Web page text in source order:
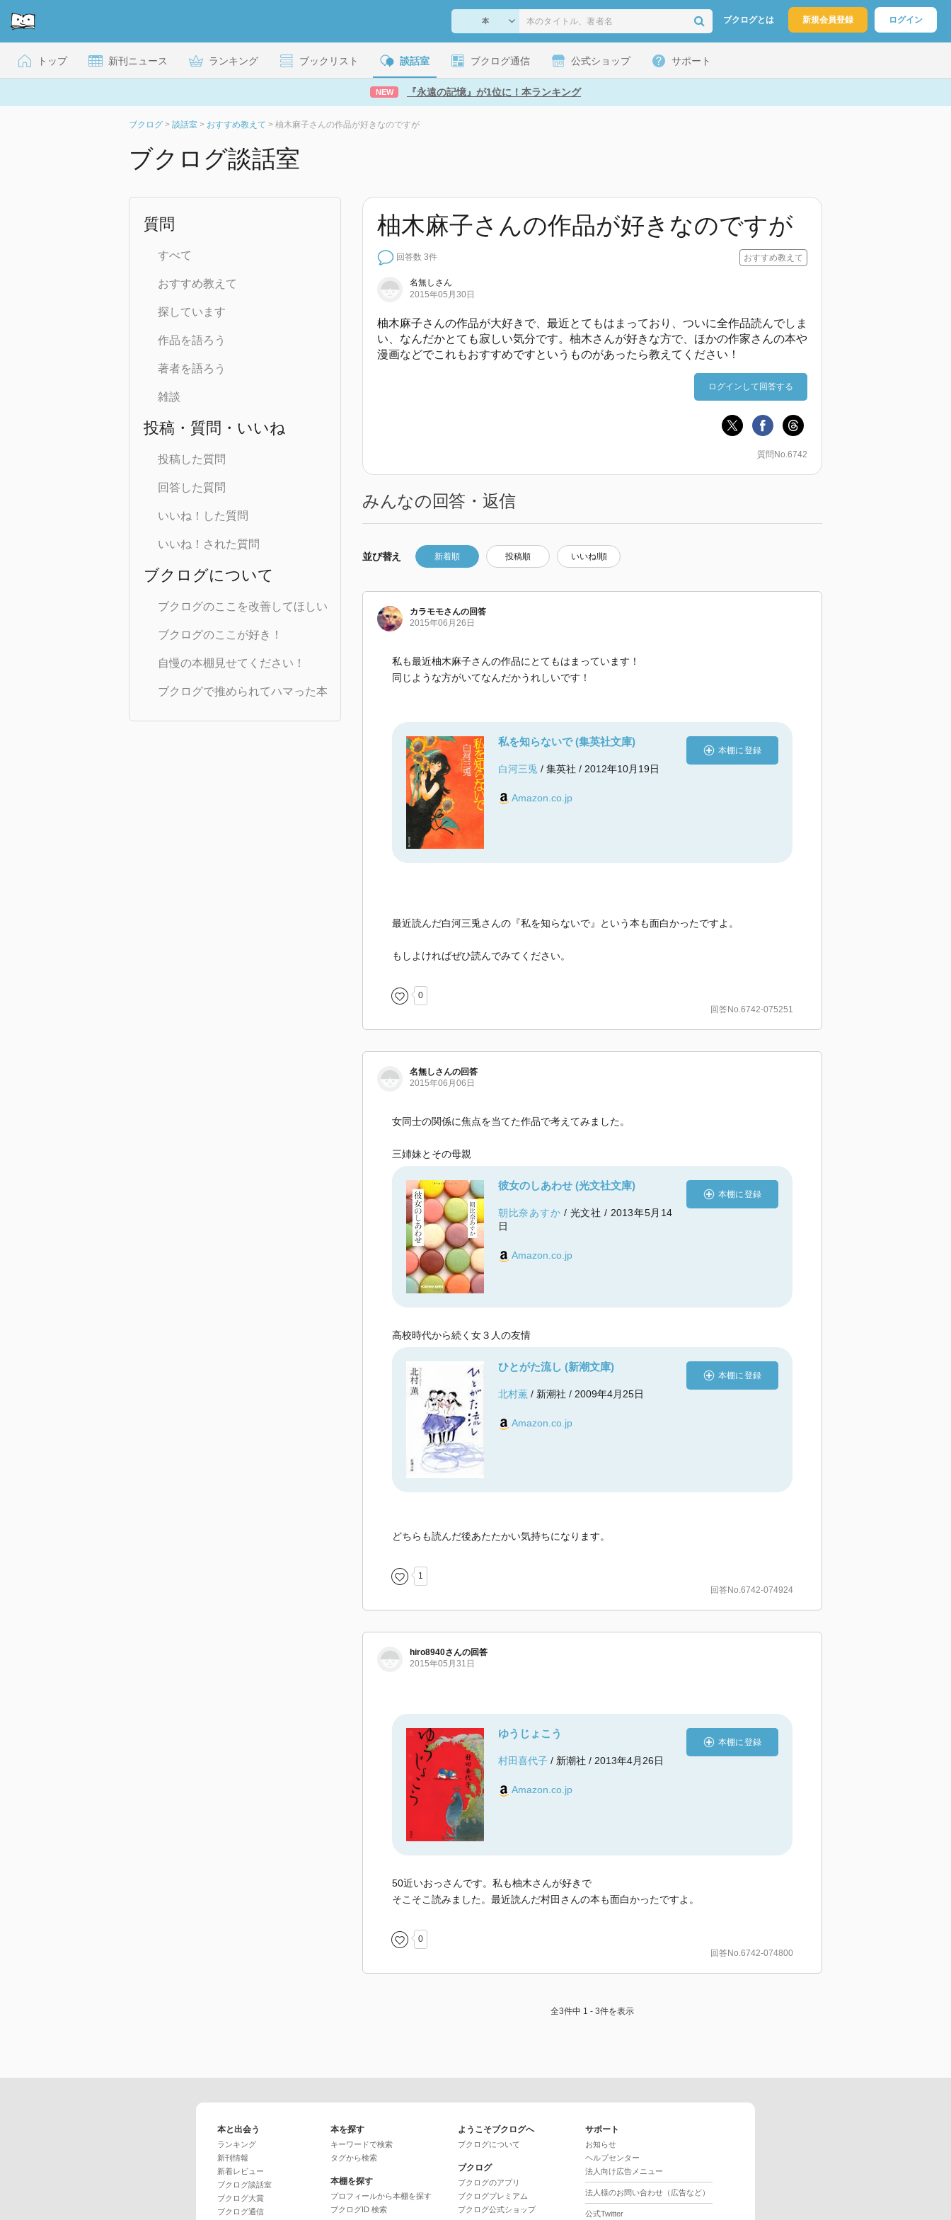
ブクログとは 新規会員登録 ログイン
トップ 新刊ニュース ランキング ブックリスト 談話室 ブクログ通信 公式ショップ サポート
NEW 『永遠の記憶』が1位に！本ランキング
ブクログ > 談話室 > おすすめ教えて > 柚木麻子さんの作品が好きなのですが
ブクログ談話室
質問
すべて
おすすめ教えて
探しています
作品を語ろう
著者を語ろう
雑談
投稿・質問・いいね
投稿した質問
回答した質問
いいね！した質問
いいね！された質問
ブクログについて
ブクログのここを改善してほしい
ブクログのここが好き！
自慢の本棚見せてください！
ブクログで推められてハマった本
柚木麻子さんの作品が好きなのですが
回答数 3件 おすすめ教えて
名無しさん
2015年05月30日
柚木麻子さんの作品が大好きで、最近とてもはまっており、ついに全作品読んでしま
い、なんだかとても寂しい気分です。柚木さんが好きな方で、ほかの作家さんの本や
漫画などでこれもおすすめですというものがあったら教えてください！
ログインして回答する
質問No.6742
みんなの回答・返信
並び替え 新着順 投稿順 いいね!順
カラモモさんの回答
2015年06月26日
私も最近柚木麻子さんの作品にとてもはまっています！
同じような方がいてなんだかうれしいです！
私を知らないで (集英社文庫)
白河三兎 / 集英社 / 2012年10月19日
Amazon.co.jp
本棚に登録
最近読んだ白河三兎さんの『私を知らないで』という本も面白かったですよ。
もしよければぜひ読んでみてください。
0
回答No.6742-075251
名無しさんの回答
2015年06月06日
女同士の関係に焦点を当てた作品で考えてみました。
三姉妹とその母親
彼女のしあわせ (光文社文庫)
朝比奈あすか / 光文社 / 2013年5月14
日
Amazon.co.jp
本棚に登録
高校時代から続く女３人の友情
ひとがた流し (新潮文庫)
北村薫 / 新潮社 / 2009年4月25日
Amazon.co.jp
本棚に登録
どちらも読んだ後あたたかい気持ちになります。
1
回答No.6742-074924
hiro8940さんの回答
2015年05月31日
ゆうじょこう
村田喜代子 / 新潮社 / 2013年4月26日
Amazon.co.jp
本棚に登録
50近いおっさんです。私も柚木さんが好きで
そこそこ読みました。最近読んだ村田さんの本も面白かったですよ。
0
回答No.6742-074800
全3件中 1 - 3件を表示
本と出会う
ランキング
新刊情報
新着レビュー
ブクログ談話室
ブクログ大賞
ブクログ通信
本を探す
キーワードで検索
タグから検索
本棚を探す
プロフィールから本棚を探す
ブクログID 検索
ようこそブクログへ
ブクログについて
ブクログ
ブクログのアプリ
ブクログプレミアム
ブクログ公式ショップ
サポート
お知らせ
ヘルプセンター
法人向け広告メニュー
法人様のお問い合わせ（広告など）
公式Twitter